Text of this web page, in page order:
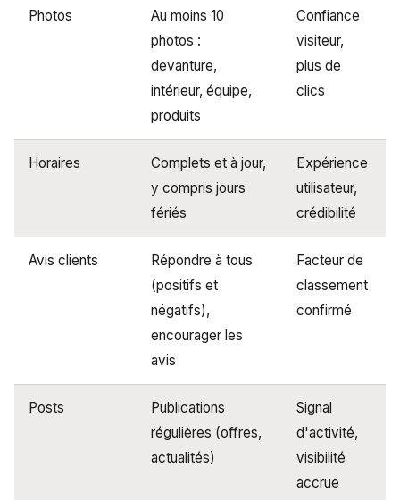
Photos
Au moins 10
photos :
devanture,
intérieur, équipe,
produits
Confiance
visiteur,
plus de
clics
Horaires
Complets et à jour,
y compris jours
fériés
Expérience
utilisateur,
crédibilité
Avis clients
Répondre à tous
(positifs et
négatifs),
encourager les
avis
Facteur de
classement
confirmé
Posts
Publications
régulières (offres,
actualités)
Signal
d'activité,
visibilité
accrue